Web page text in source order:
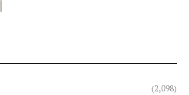
(2,098)